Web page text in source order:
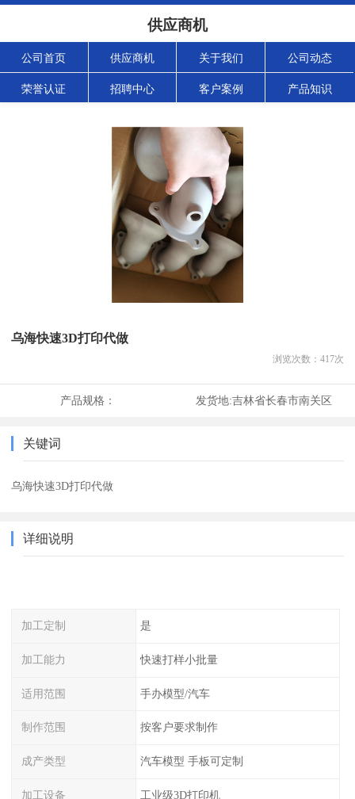
供应商机
公司首页 供应商机 关于我们 公司动态
荣誉认证 招聘中心 客户案例 产品知识
乌海快速3D打印代做
浏览次数： 417次
产品规格： 发货地:吉林省长春市南关区
关键词
乌海快速3D打印代做
详细说明
加工定制 是
加工能力 快速打样小批量
适用范围 手办模型/汽车
制作范围 按客户要求制作
成产类型 汽车模型 手板可定制
加工设备 工业级3D打印机